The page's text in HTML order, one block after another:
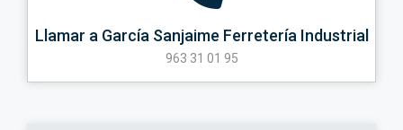
Llamar a García Sanjaime Ferretería Industrial
963 31 01 95